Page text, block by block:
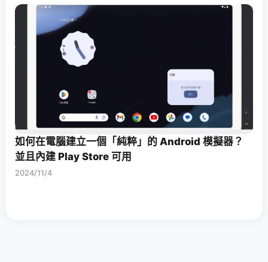
如何在電腦建立一個「純粹」的 Android 模擬器？
並且內建 Play Store 可用
2024/11/4